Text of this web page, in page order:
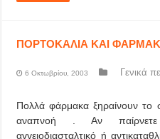
ΠΟΡΤΟΚΑΛΙΑ ΚΑΙ
6 Οκτωβρίου, 2003 Γενικά
Πολλά φάρμακα ξηραίνουν
αναπνοή . Αν παίρνετε
αγγειοδιασταλτικό ή